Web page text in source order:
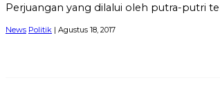
Perjuangan yang dilalui oleh putra-putri
News Politik | Agustus 18, 2017